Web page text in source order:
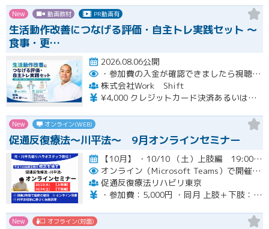
New 動画教材 PR動画有
生活動作改善につなげる評価・自主トレ実践セット ～
食事・更…
2026.08.06公開
・参加費の入金が確認できましたら視聴用URLとパスワードおよび資料をお申込みいただきましたメールアドレスに送付します。
株式会社Work Shift
¥4,000 クレジットカード決済あるいは銀行振込となります。
New オンライン(WEB)
促通反復療法〜川平法〜 9月オンラインセミナー
【10月】 ・10/10 （土）上肢編 19:00-20:30(最大21:00) ・10/24（土）下肢編 19…開催
オンライン（Microsoft Teams）で開催。ご入金確認後メールにてURLをお知らせいたします。
促通反復療法リハビリ東京
・参加費：5,000円 ・同月 上肢＋下肢：9,000円
New オフライン(対面)